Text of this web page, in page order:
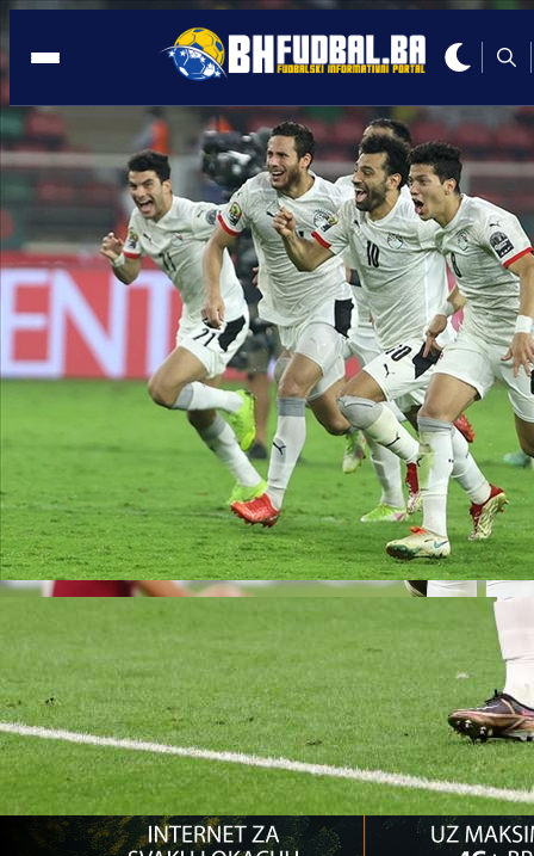
AFRIKA
08:28, 07.02.2022
Senegal prvi put u historiji prvak
Afričkog kupa nacija
Autor:
Redakcija
08:28, 07.02.2022